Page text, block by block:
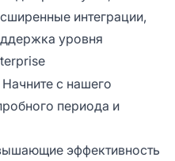
интеграции,
уровня
с нашего
периода и
эффективность